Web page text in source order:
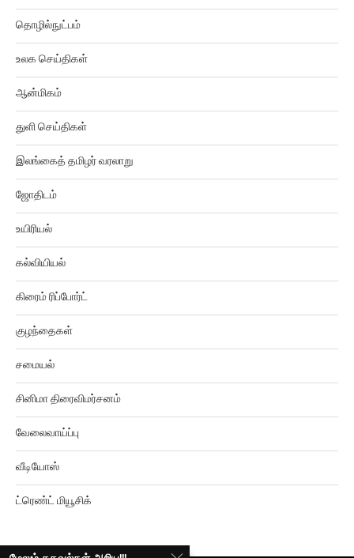
தொழில்நுட்பம்
உலக செய்திகள்
ஆன்மிகம்
துளி செய்திகள்
இலங்கைத் தமிழர் வரலாறு
ஜோதிடம்
உயிரியல்
கல்வியியல்
கிரைம் ரிப்போர்ட்
குழந்தைகள்
சமையல்
சினிமா திரைவிமர்சனம்
வேலைவாய்ப்பு
வீடியோஸ்
ட்ரெண்ட் மியூசிக்